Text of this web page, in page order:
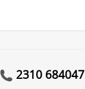
2310 684047